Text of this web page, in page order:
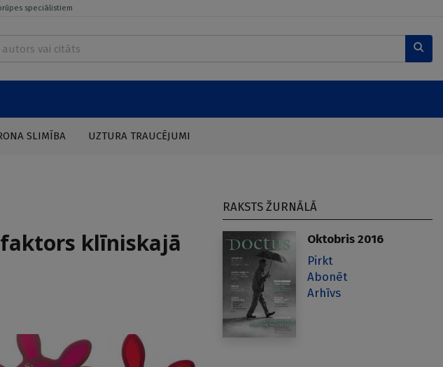
speciālistiem
SLIMĪBA UZTURA TRAUCĒJUMI
klīniskajā
RAKSTS ŽURNĀLĀ
Oktobris 2016
Pirkt
Abonēt
Arhīvs